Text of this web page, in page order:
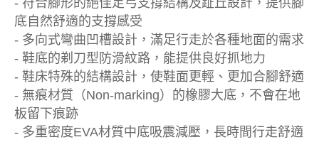
- 符合腳形的絕佳足弓支撐結構及趾丘設計，提供腳
底自然舒適的支撐感受
- 多向式彎曲凹槽設計，滿足行走於各種地面的需求
- 鞋底的剃刀型防滑紋路，能提供良好抓地力
- 鞋床特殊的結構設計，使鞋面更輕、更加合腳舒適
- 無痕材質（Non-marking）的橡膠大底，不會在地
板留下痕跡
- 多重密度EVA材質中底吸震減壓，長時間行走舒適